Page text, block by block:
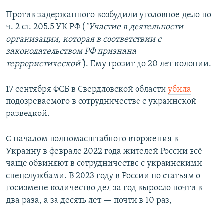
Против задержанного возбудили уголовное дело по
ч. 2 ст. 205.5 УК РФ ( "Участие в деятельности
организации, которая в соответствии с
законодательством РФ признана
террористической"). Ему грозит до 20 лет колонии.
17 сентября ФСБ в Свердловской области убила
подозреваемого в сотрудничестве с украинской
разведкой.
С началом полномасштабного вторжения в
Украину в феврале 2022 года жителей России всё
чаще обвиняют в сотрудничестве с украинскими
спецслужбами. В 2023 году в России по статьям о
госизмене количество дел за год выросло почти в
два раза, а за десять лет — почти в 10 раз,